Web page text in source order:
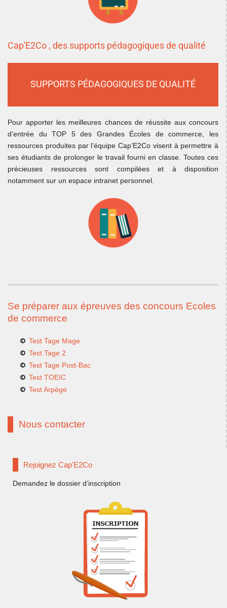
Cap'E2Co , des supports pédagogiques de qualité
SUPPORTS PÉDAGOGIQUES DE QUALITÉ
Pour apporter les meilleures chances de réussite aux concours
d’entrée du TOP 5 des Grandes Écoles de commerce, les
ressources produites par l’équipe Cap’E2Co visent à permettre à
ses étudiants de prolonger le travail fourni en classe. Toutes ces
précieuses ressources sont compilées et à disposition
notamment sur un espace intranet personnel.
Se préparer aux épreuves des concours Ecoles
de commerce
Test Tage Mage
Test Tage 2
Test Tage Post-Bac
Test TOEIC
Test Arpège
Nous contacter
Rejoignez Cap'E2Co
Demandez le dossier d’inscription